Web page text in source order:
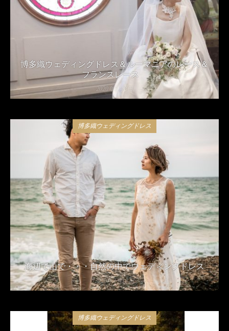
博多織ウェディングドレス＆ルーマニアのレース＆
フランスレース
2020年5月8日
博多織ウェディングドレス
海辺で山で・・・自然の中でウェディングドレス
2020年2月13日
博多織ウェディングドレス